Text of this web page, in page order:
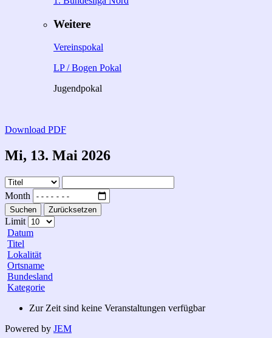
Weitere
Vereinspokal
LP / Bogen Pokal
Jugendpokal
Download PDF
Mi, 13. Mai 2026
Month
Suchen Zurücksetzen
Limit
Datum
Titel
Lokalität
Ortsname
Bundesland
Kategorie
Zur Zeit sind keine Veranstaltungen verfügbar
Powered by JEM